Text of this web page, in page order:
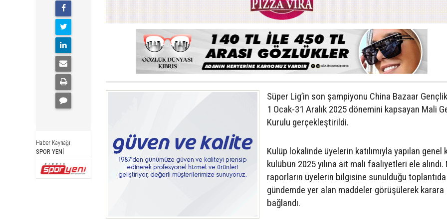
Haber Kaynağı
SPOR YENİ
Süper Lig’in son şampiyonu China Bazaar
1 Ocak-31 Aralık 2025 dönemini kapsayan Mali
Kurulu gerçekleştirildi.
Kulüp lokalinde üyelerin katılımıyla yapılan genel
kulübün 2025 yılına ait mali faaliyetleri ele alındı.
raporların üyelerin bilgisine sunulduğu toplantıda
gündemde yer alan maddeler görüşülerek karara
bağlandı.